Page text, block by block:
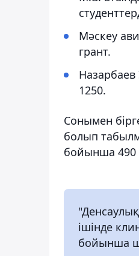
Мәскеу
грант.
Назарбаев
1250.
Сонымен
болып
бойынша 490
ішінде
бойынша